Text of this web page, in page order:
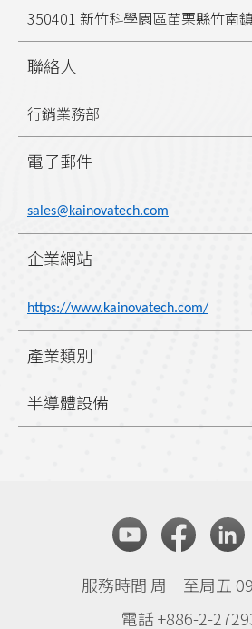
350401 新竹科學園區苗栗縣竹南
聯絡人
行銷業務部
電子郵件
sales@kainovatech.com
企業網站
https://www.kainovatech.com/
產業類別
半導體設備
服務時間 周一至周五
電話 +886-2-